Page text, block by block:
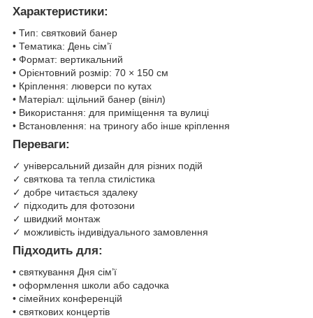
Характеристики:
• Тип: святковий банер
• Тематика: День сім’ї
• Формат: вертикальний
• Орієнтовний розмір: 70 × 150 см
• Кріплення: люверси по кутах
• Матеріал: щільний банер (вініл)
• Використання: для приміщення та вулиці
• Встановлення: на триногу або інше кріплення
Переваги:
✓ універсальний дизайн для різних подій
✓ святкова та тепла стилістика
✓ добре читається здалеку
✓ підходить для фотозони
✓ швидкий монтаж
✓ можливість індивідуального замовлення
Підходить для:
• святкування Дня сім’ї
• оформлення школи або садочка
• сімейних конференцій
• святкових концертів